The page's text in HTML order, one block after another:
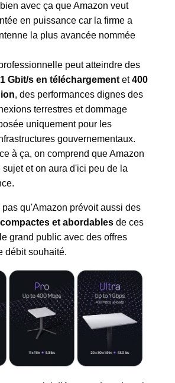
avec ça que Amazon veut
en puissance car la firme a
la plus avancée nommée
peut atteindre des
Gbit/s en téléchargementet400
, des performances dignes des
terrestres et dommage
uniquement pour les
gouvernementaux.
à ça, on comprend que Amazon
et on aura d'ici peu de la
pas qu'Amazon prévoit aussi des
et abordablesde ces
grand public avec des offres
débit souhaité.